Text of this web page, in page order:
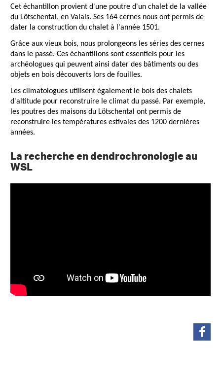
Cet échantillon provient d'une poutre d'un chalet de la vallée
du Lötschental, en Valais. Ses 164 cernes nous ont permis de
dater la construction du chalet à l'année 1501.
Grâce aux vieux bois, nous prolongeons les séries des cernes
dans le passé. Ces échantillons sont essentiels pour les
archéologues qui peuvent ainsi dater des bâtiments ou des
objets en bois découverts lors de fouilles.
Les climatologues utilisent également le bois des chalets
d'altitude pour reconstruire le climat du passé. Par exemple,
les poutres des maisons du Lötschental ont permis de
reconstruire les températures estivales des 1200 dernières
années.
La recherche en dendrochronologie au
WSL